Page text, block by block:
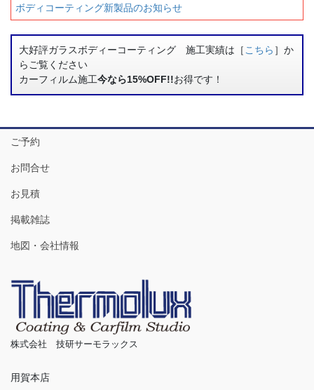
ボディコーティング新製品のお知らせ
大好評ガラスボディーコーティング 施工実績は［こちら ］か
らご覧ください
カーフィルム施工今なら15%OFF!!お得です！
ご予約
お問合せ
お見積
掲載雑誌
地図・会社情報
株式会社 技研サーモラックス
用賀本店